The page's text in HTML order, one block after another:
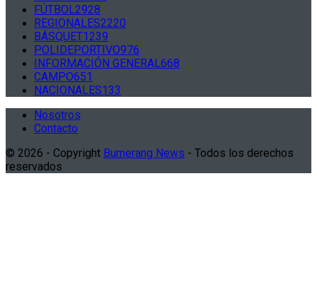
FÚTBOL2928
REGIONALES2220
BÁSQUET1239
POLIDEPORTIVO976
INFORMACIÓN GENERAL668
CAMPO651
NACIONALES133
Nosotros
Contacto
© 2026 - Copyright Bumerang News - Todos los derechos
reservados